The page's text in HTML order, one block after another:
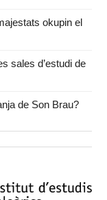
okupin el
sales d’estudi de
de Son Brau?